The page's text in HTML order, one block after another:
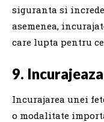
siguranta si
asemenea,
care lupta pentru
9.
Incurajarea unei
o modalitate